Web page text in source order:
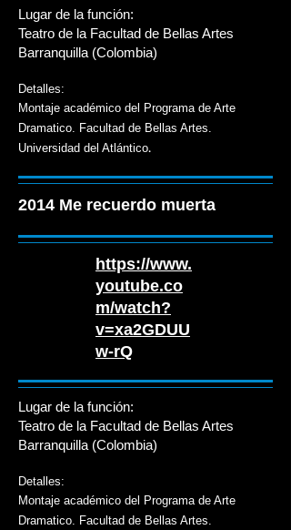
Lugar de la función:
Teatro de la Facultad de Bellas Artes
Barranquilla (Colombia)
Detalles:
Montaje académico del Programa de Arte
Dramatico. Facultad de Bellas Artes.
Universidad del Atlántico.
2014 Me recuerdo muerta
https://www.
youtube.co
m/watch?
v=xa2GDUU
w-rQ
Lugar de la función:
Teatro de la Facultad de Bellas Artes
Barranquilla (Colombia)
Detalles:
Montaje académico del Programa de Arte
Dramatico. Facultad de Bellas Artes.